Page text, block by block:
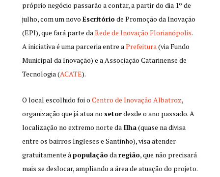
próprio negócio passarão a contar, a partir do dia 1º de
julho, com um novo Escritóriode Promoção da Inovação
(EPI), que fará parte daRede de Inovação Florianópolis.
A iniciativa é uma parceria entre aPrefeitura(via Fundo
Municipal da Inovação) e a Associação Catarinense de
Tecnologia (ACATE).
O local escolhido foi o Centro de Inovação Albatroz,
organização que já atua no setordesde o ano passado. A
localização no extremo norte da Ilha(quase na divisa
entre os bairros Ingleses e Santinho), visa atender
gratuitamente àpopulaçãodaregião, que não precisará
mais se deslocar, ampliando a área de atuação do projeto.